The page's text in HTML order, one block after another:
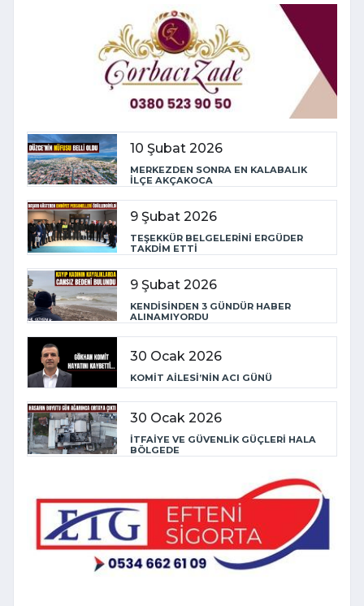
10 Şubat 2026
MERKEZDEN SONRA EN KALABALIK
İLÇE AKÇAKOCA
9 Şubat 2026
TEŞEKKÜR BELGELERİNİ ERGÜDER
TAKDİM ETTİ
9 Şubat 2026
KENDİSİNDEN 3 GÜNDÜR HABER
ALINAMIYORDU
30 Ocak 2026
KOMİT AİLESİ’NİN ACI GÜNÜ
30 Ocak 2026
İTFAİYE VE GÜVENLİK GÜÇLERİ HALA
BÖLGEDE